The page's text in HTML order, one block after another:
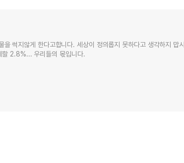
썩지않게 한다고합니다. 세상이 정의롭지 못하다고 생각하지 맙시
할 2.8%... 우리들의 몫입니다.